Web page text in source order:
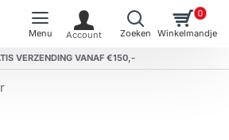
VERZENDING VANAF €150,-
0